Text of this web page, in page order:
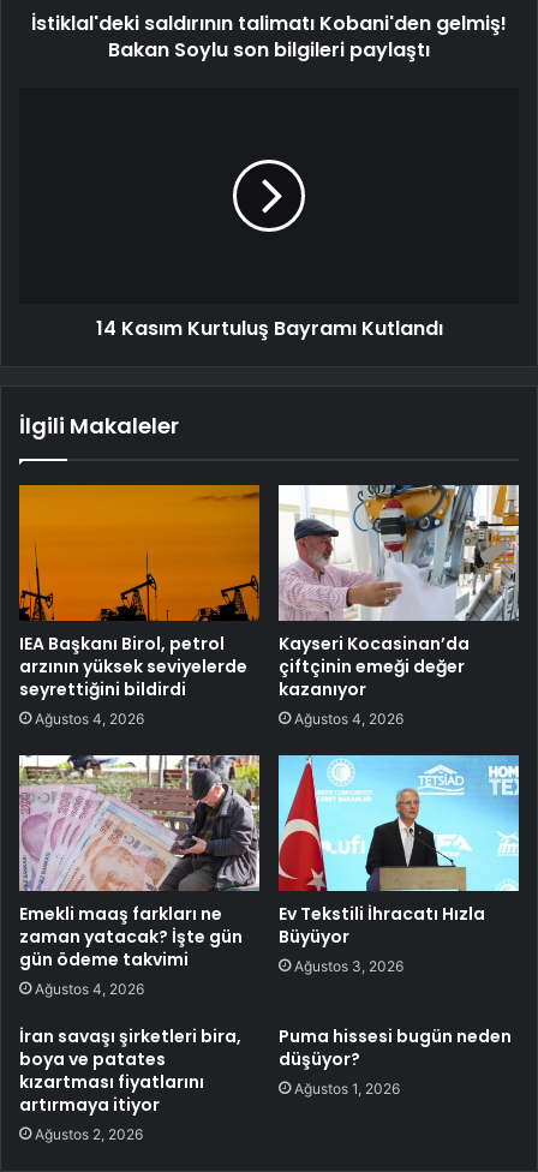
İstiklal'deki saldırının talimatı Kobani'den gelmiş!
Bakan Soylu son bilgileri paylaştı
14 Kasım Kurtuluş Bayramı Kutlandı
İlgili Makaleler
IEA Başkanı Birol, petrol
arzının yüksek seviyelerde
seyrettiğini bildirdi
Ağustos 4, 2026
Kayseri Kocasinan’da
çiftçinin emeği değer
kazanıyor
Ağustos 4, 2026
Emekli maaş farkları ne
zaman yatacak? İşte gün
gün ödeme takvimi
Ağustos 4, 2026
Ev Tekstili İhracatı Hızla
Büyüyor
Ağustos 3, 2026
İran savaşı şirketleri bira,
boya ve patates
kızartması fiyatlarını
artırmaya itiyor
Ağustos 2, 2026
Puma hissesi bugün neden
düşüyor?
Ağustos 1, 2026